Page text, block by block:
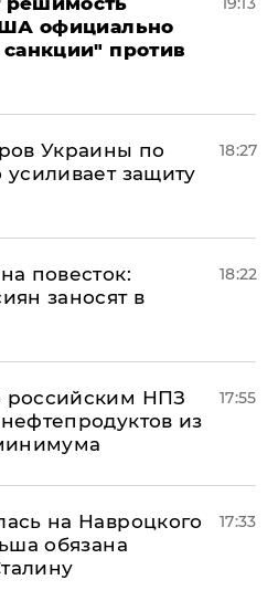
официально
санкции" против
Украины по
защиту
18:27
повесток:
заносят в
18:22
российским НПЗ
из
17:55
на Навроцкого
обязана
17:33